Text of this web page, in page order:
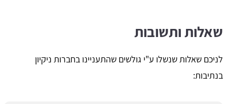
שאלות ותשובות
לניכם שאלות שנשלו ע"י גולשים שהתעניינו בחברות ניקיון
בנתיבות: